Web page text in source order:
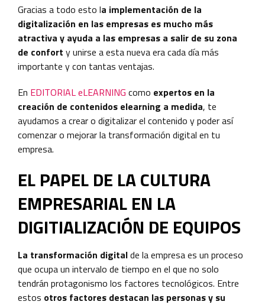
Gracias a todo esto la implementación de la
digitalización en las empresas es mucho más
atractiva y ayuda a las empresas a salir de su zona
de confort y unirse a esta nueva era cada día más
importante y con tantas ventajas.
En EDITORIAL eLEARNING como expertos en la
creación de contenidos elearning a medida, te
ayudamos a crear o digitalizar el contenido y poder así
comenzar o mejorar la transformación digital en tu
empresa.
EL PAPEL DE LA CULTURA
EMPRESARIAL EN LA
DIGITIALIZACIÓN DE EQUIPOS
La transformación digitalde la empresa es un proceso
que ocupa un intervalo de tiempo en el que no solo
tendrán protagonismo los factores tecnológicos. Entre
estos otros factores destacan las personas y su